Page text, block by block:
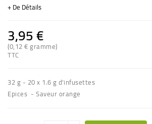
+ De Détails
3,95 €
(0,12 € gramme)
TTC
32 g - 20 x 1.6 g d'infusettes
Epices - Saveur orange